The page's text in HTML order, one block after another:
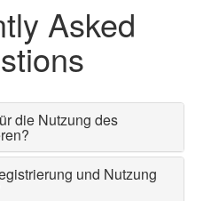
Asked
die Nutzung des
und Nutzung